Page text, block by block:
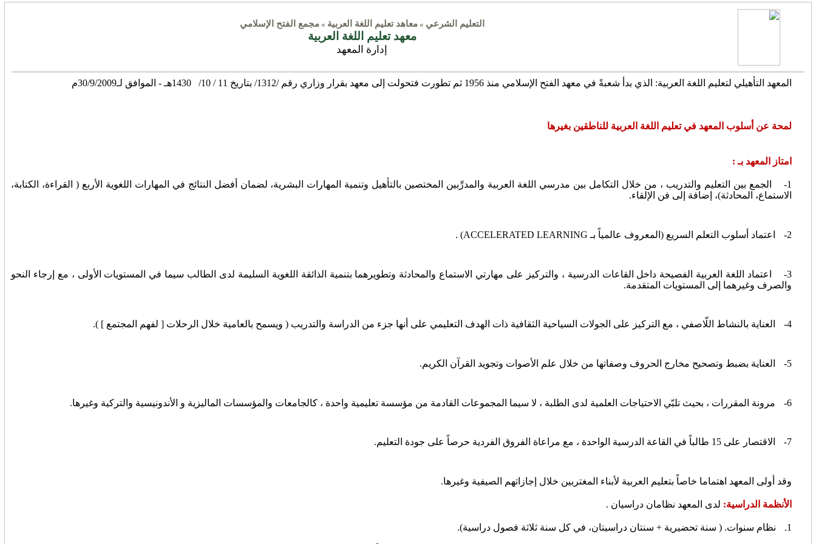
التعليم الشرعي »معاهد تعليم اللغة العربية »مجمع الفتح الإسلامي
معهد تعليم اللغة العربية
إدارة المعهد
المعهد التأهيلي لتعليم اللغة العربية: الذي بدأ شعبةً في معهد الفتح الإسلامي منذ 1956 ثم تطورت فتحولت إلى معهد بقرار وزاري رقم /1312/ بتاريخ 11 / 10/ 1430هـ - الموافق لـ30/9/2009م
لمحة عن أسلوب المعهد في تعليم اللغة العربية للناطقين بغيرها
امتاز المعهد بـ :
1-
الجمع بين التعليم والتدريب ، من خلال التكامل بين مدرسي اللغة العربية والمدرِّبين المختصين بالتأهيل وتنمية المهارات البشرية، لضمان أفضل النتائج في المهارات اللغوية الأربع ( القراءة، الكتابة،
الاستماع، المحادثة)، إضافة إلى فن الإلقاء.
2- اعتماد أسلوب التعلم السريع (المعروف عالمياً بـ ACCELERATED LEARNING
) .
3-
اعتماد اللغة العربية الفصيحة داخل القاعات الدرسية ، والتركيز على مهارتي الاستماع والمحادثة وتطويرهما بتنمية الذائقة اللغوية السليمة لدى الطالب سيما في المستويات الأولى ، مع إرجاء النحو
والصرف وغيرهما إلى المستويات المتقدمة.
4- العناية بالنشاط اللّاصفي ، مع التركيز على الجولات السياحية الثقافية ذات الهدف التعليمي على أنها جزء من الدراسة والتدريب ( ويسمح بالعامية خلال الرحلات [ لفهم المجتمع ] ).
5- العناية بضبط وتصحيح مخارج الحروف وصفاتها من خلال علم الأصوات وتجويد القرآن الكريم.
6- مرونة المقررات ، بحيث تلبّي الاحتياجات العلمية لدى الطلبة ، لا سيما المجموعات القادمة من مؤسسة تعليمية واحدة ، كالجامعات والمؤسسات الماليزية و الأندونيسية والتركية وغيرها.
7- الاقتصار على 15 طالباً في القاعة الدرسية الواحدة ، مع مراعاة الفروق الفردية حرصاً على جودة التعليم.
وقد أولى المعهد اهتماما خاصاً بتعليم العربية لأبناء المغتربين خلال إجازاتهم الصيفية وغيرها.
الأنظمة الدراسية: لدى المعهد نظامان دراسيان .
1. نظام سنوات. ( سنة تحضيرية + سنتان دراسيتان، في كل سنة ثلاثة فصول دراسية).